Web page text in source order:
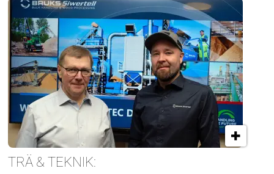
TRÄ & TEKNIK: